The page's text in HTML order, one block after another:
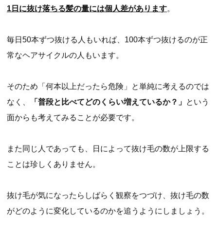
1日に抜け落ちる髪の量には個人差があります。
毎日50本ずつ抜ける人もいれば、100本ずつ抜けるのが正
常なヘアサイクルの人もいます。
そのため「何本以上だったら危険」と単純に考えるのでは
なく、
「普段と比べてどのくらい増えているか？」 という
面からも考えてみることが必要です。
また同じ人であっても、日によって抜け毛の数が上限する
ことは珍しくありません。
抜け毛が気になったらしばらく観察をつづけ、抜け毛の数
がどのように変化しているのかを追うようにしましょう。